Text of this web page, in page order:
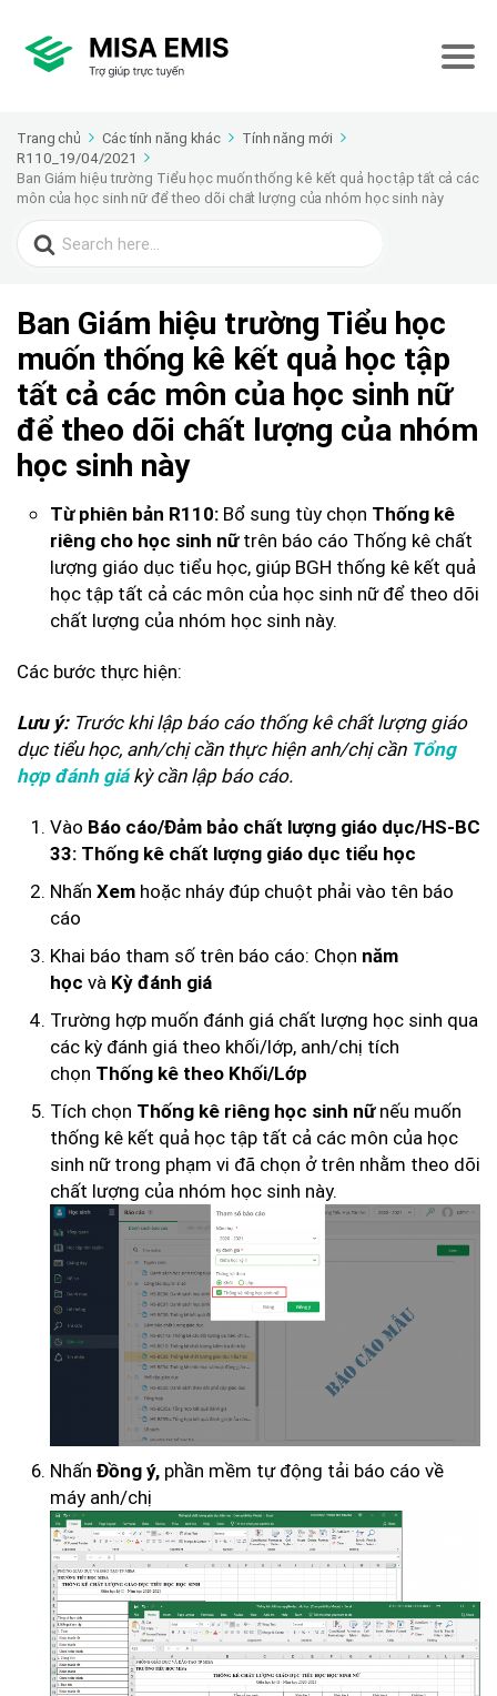
Trang chủ Các tính năng khác
Tính năng mới
R110_19/04/2021
Ban Giám hiệu trường Tiểu học muốn thống kê kết quả học tập tất cả các
môn của học sinh nữ để theo dõi chất lượng của nhóm học sinh này
Search
for:
Ban Giám hiệu trường Tiểu học
muốn thống kê kết quả học tập
tất cả các môn của học sinh nữ
để theo dõi chất lượng của nhóm
học sinh này
Từ phiên bản R110: Bổ sung tùy chọn Thống kê
riêng cho học sinh nữtrên báo cáo Thống kê chất
lượng giáo dục tiểu học, giúp BGH thống kê kết quả
học tập tất cả các môn của học sinh nữ để theo dõi
chất lượng của nhóm học sinh này.
Các bước thực hiện:
Lưu ý: Trước khi lập báo cáo thống kê chất lượng giáo
dục tiểu học, anh/chị cần thực hiện anh/chị cần Tổng
hợp đánh giá kỳ cần lập báo cáo.
Vào Báo cáo/Đảm bảo chất lượng giáo dục/HS-BC
33: Thống kê chất lượng giáo dục tiểu học
Nhấn Xem hoặc nháy đúp chuột phải vào tên báo
cáo
Khai báo tham số trên báo cáo: Chọn năm
học và Kỳ đánh giá
Trường hợp muốn đánh giá chất lượng học sinh qua
các kỳ đánh giá theo khối/lớp, anh/chị tích
chọn Thống kê theo Khối/Lớp
Tích chọn Thống kê riêng học sinh nữnếu muốn
thống kê kết quả học tập tất cả các môn của học
sinh nữ trong phạm vi đã chọn ở trên nhằm theo dõi
chất lượng của nhóm học sinh này.
Nhấn Đồng ý, phần mềm tự động tải báo cáo về
máy anh/chị